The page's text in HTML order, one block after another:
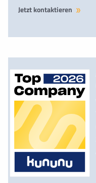
Jetzt kontaktieren